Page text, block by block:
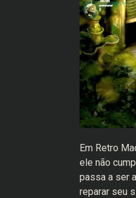
Em Retro
ele não
passa a ser
reparar seu